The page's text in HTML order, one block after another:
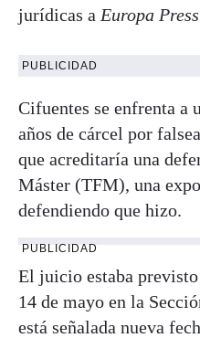
jurídicas a Europa Press
PUBLICIDAD
Cifuentes se enfrenta a
años de cárcel por
que acreditaría una
Máster (TFM), una
defendiendo que hizo.
PUBLICIDAD
El juicio estaba
14 de mayo en la
está señalada nueva